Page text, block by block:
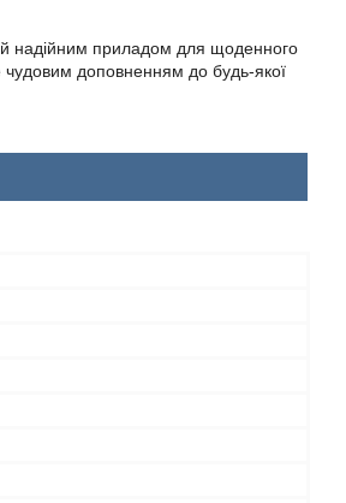
й надійним приладом для щоденного
чудовим доповненням до будь-якої